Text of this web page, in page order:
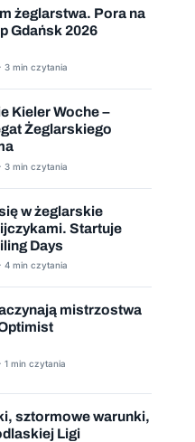
żeglarstwa. Pora na
Gdańsk 2026
3 min czytania
Kieler Woche –
Żeglarskiego
3 min czytania
w żeglarskie
Startuje
Days
4 min czytania
mistrzostwa
1 min czytania
sztormowe warunki,
Ligi